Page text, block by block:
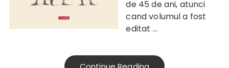
de 45 de ani, atunci
cand volumul a fost
editat …